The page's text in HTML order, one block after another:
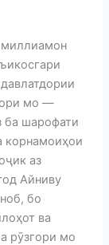
мо —
ба шарофати
корнамоиҳои
аз
Айниву
бо
ва
рӯзгори мо